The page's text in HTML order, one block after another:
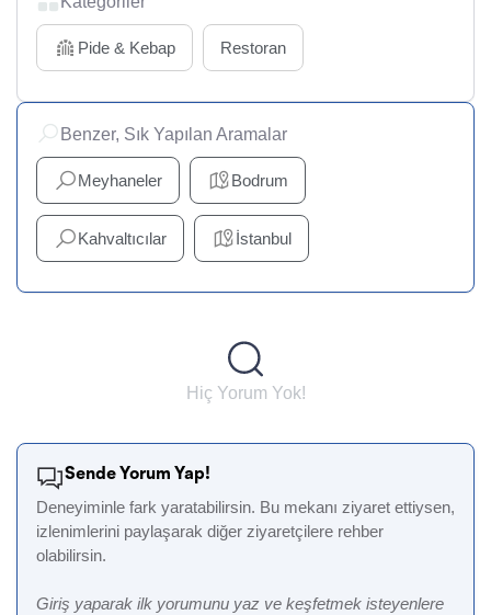
Pide & Kebap Restoran
Benzer, Sık Yapılan Aramalar
Meyhaneler Bodrum
Kahvaltıcılar İstanbul
Hiç Yorum Yok!
Sende Yorum Yap!
Deneyiminle fark yaratabilirsin. Bu mekanı ziyaret ettiysen,
izlenimlerini paylaşarak diğer ziyaretçilere rehber
olabilirsin.
Giriş yaparak ilk yorumunu yaz ve keşfetmek isteyenlere